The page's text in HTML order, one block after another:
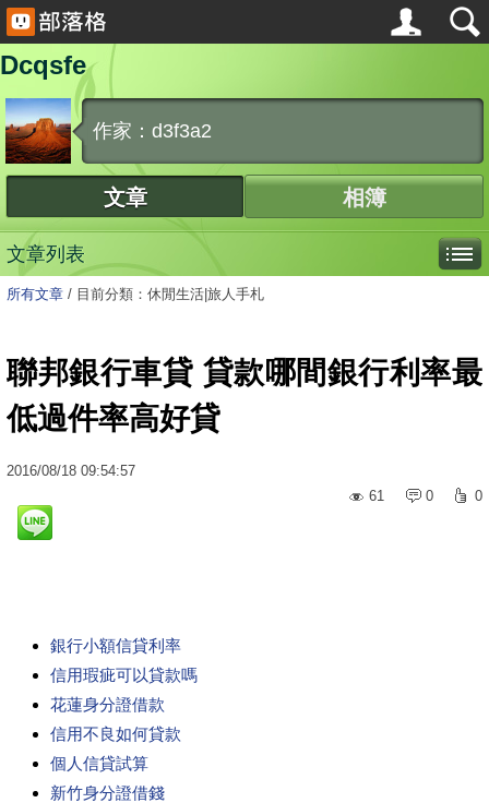
Dcqsfe
作家：d3f3a2
文章 相簿
文章列表
所有文章 / 目前分類：休閒生活|旅人手札
聯邦銀行車貸 貸款哪間銀行利率最
低過件率高好貸
2016/08/18 09:54:57
61
0 0
銀行小額信貸利率
信用瑕疵可以貸款嗎
花蓮身分證借款
信用不良如何貸款
個人信貸試算
新竹身分證借錢